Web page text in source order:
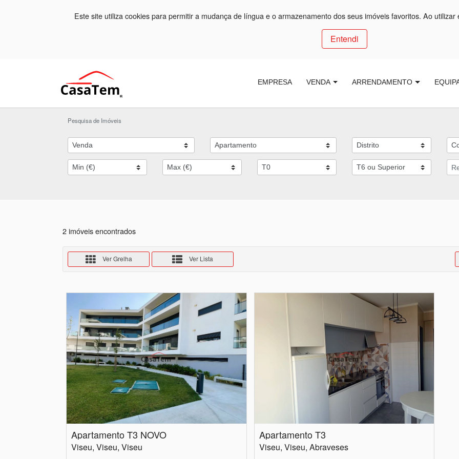
Este site utiliza cookies para permitir a mudança de língua e o armazenamento dos seus imóveis favoritos. Ao
Entendi
EMPRESA VENDA ARRENDAMENTO
Pesquisa de Imóveis
2 imóveis encontrados
Ver Grelha Ver Lista
Apartamento T3 NOVO
Viseu, Viseu, Viseu
Apartamento T3
Viseu, Viseu, Abraveses